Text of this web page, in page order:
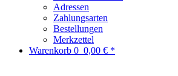
Adressen
Zahlungsarten
Bestellungen
Merkzettel
Warenkorb 0 0,00 € *